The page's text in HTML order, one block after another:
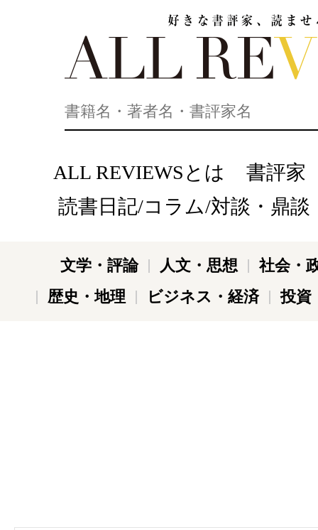
ALL REVIEWSとは
書評家
読書日記/コラム/対談・鼎談
文学・評論 人文・思想
社会・
歴史・地理
ビジネス・経済 投資